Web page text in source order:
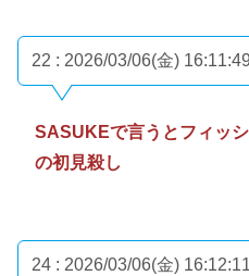
22 : 2026/03/06(金)
SASUKEで言うとフィッ
の初見殺し
24 : 2026/03/06(金)